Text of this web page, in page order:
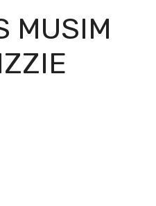
MUSIM